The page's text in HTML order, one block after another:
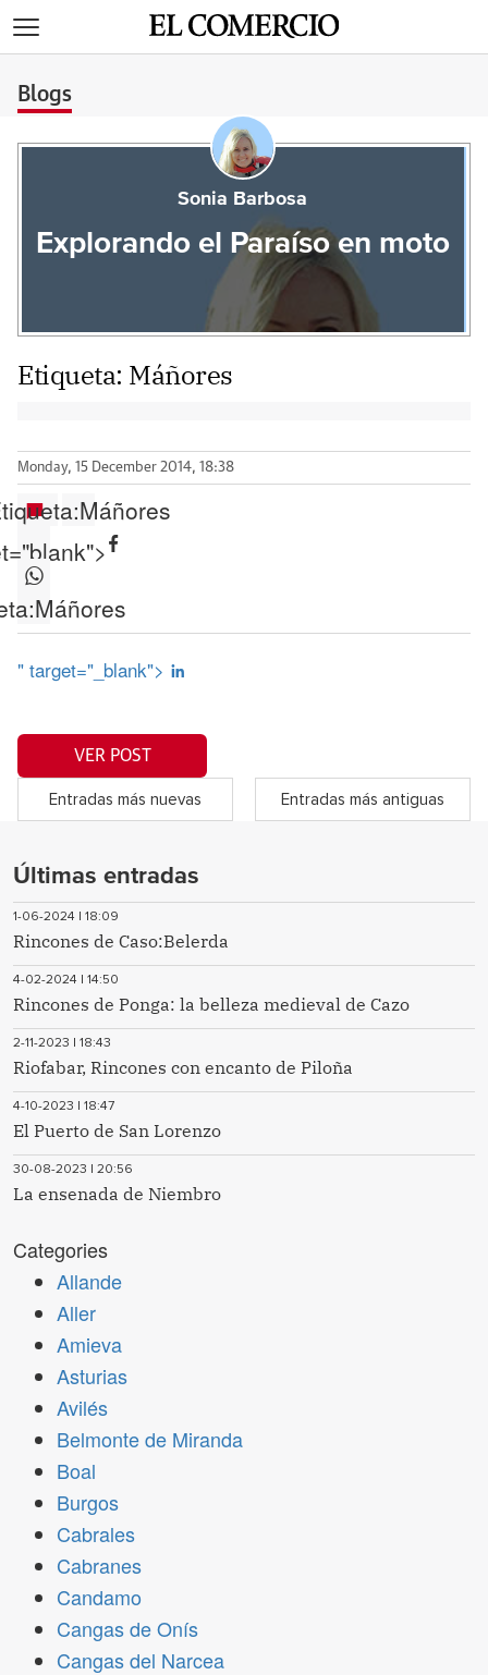
Blogs
Sonia Barbosa
Explorando el Paraíso en moto
Etiqueta: Máñores
Monday, 15 December 2014, 18:38
Máñores
Máñores
" target="_blank">
VER POST
Entradas más nuevas Entradas más antiguas
Últimas entradas
1-06-2024 | 18:09
Rincones de Caso:Belerda
4-02-2024 | 14:50
Rincones de Ponga: la belleza medieval de Cazo
2-11-2023 | 18:43
Riofabar, Rincones con encanto de Piloña
4-10-2023 | 18:47
El Puerto de San Lorenzo
30-08-2023 | 20:56
La ensenada de Niembro
Categories
Allande
Aller
Amieva
Asturias
Avilés
Belmonte de Miranda
Boal
Burgos
Cabrales
Cabranes
Candamo
Cangas de Onís
Cangas del Narcea